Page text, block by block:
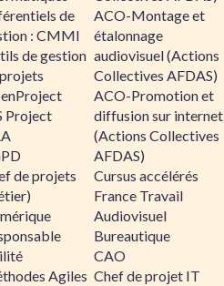
de
: CMMI
de gestion
Project
de projets
Agiles
ACO-Montage et
étalonnage
audiovisuel (Actions
Collectives AFDAS)
ACO-Promotion et
diffusion sur internet
(Actions Collectives
AFDAS)
Cursus accélérés
France Travail
Audiovisuel
Bureautique
CAO
Chef de projet IT